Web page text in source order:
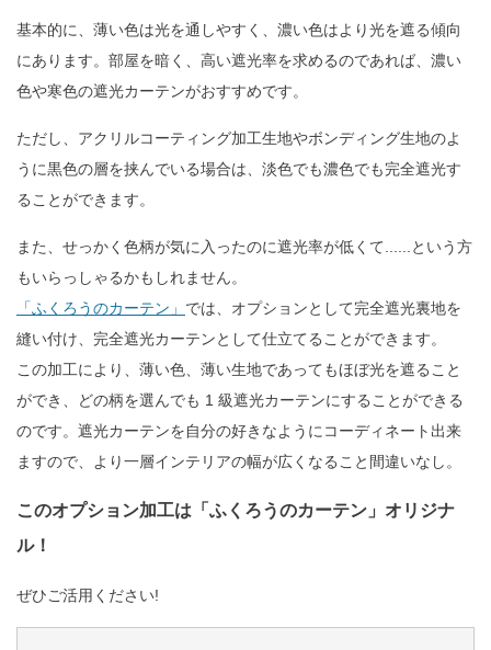
基本的に、薄い色は光を通しやすく、濃い色はより光を遮る傾向
にあります。部屋を暗く、高い遮光率を求めるのであれば、濃い
色や寒色の遮光カーテンがおすすめです。
ただし、アクリルコーティング加工生地やボンディング生地のよ
うに黒色の層を挟んでいる場合は、淡色でも濃色でも完全遮光す
ることができます。
また、せっかく色柄が気に入ったのに遮光率が低くて......という方
もいらっしゃるかもしれません。
「ふくろうのカーテン」 では、オプションとして完全遮光裏地を
縫い付け、完全遮光カーテンとして仕立てることができます。
この加工により、薄い色、薄い生地であってもほぼ光を遮ること
ができ、どの柄を選んでも 1 級遮光カーテンにすることができる
のです。遮光カーテンを自分の好きなようにコーディネート出来
ますので、より一層インテリアの幅が広くなること間違いなし。
このオプション加工は「ふくろうのカーテン」オリジナ
ル！
ぜひご活用ください!